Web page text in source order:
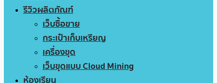
รีวิวผลิตภัณฑ์
เว็บซื้อขาย
กระเป๋าเก็บเหรียญ
เครื่องขุด
เว็บขุดแบบ Cloud Mining